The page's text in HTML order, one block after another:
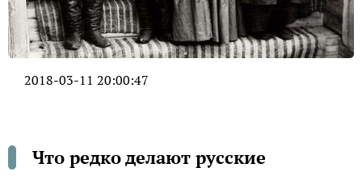
2018-03-11 20:00:47
Что редко делают русские